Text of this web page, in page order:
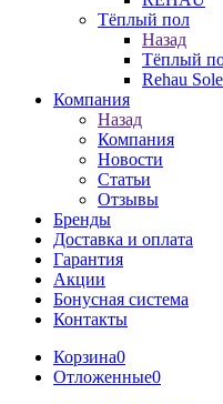
Тёплый пол
Назад
Тёплый
Rehau
Компания
Назад
Компания
Новости
Статьи
Отзывы
Бренды
Доставка и оплата
Гарантия
Акции
Бонусная система
Контакты
Корзина0
Отложенные0